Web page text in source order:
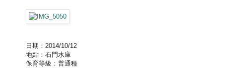
日期：2014/10/12
地點：石門水庫
保育等級：普通種